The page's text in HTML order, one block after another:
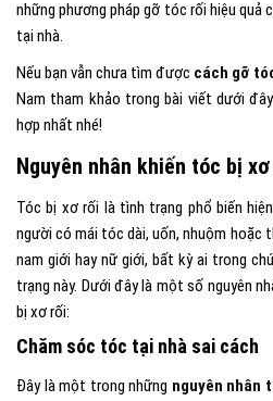
những phương pháp gỡ tóc rối hiệu quả
tại nhà.
Nếu bạn vẫn chưa tìm được cách gỡ
Nam tham khảo trong bài viết dưới
hợp nhất nhé!
Nguyên nhân khiến tóc bị
Tóc bị xơ rối là tình trạng phổ biến
người có mái tóc dài, uốn, nhuộm hoặc
nam giới hay nữ giới, bất kỳ ai trong
trạng này. Dưới đây là một số nguyên
bị xơ rối:
Chăm sóc tóc tại nhà sai cách
Đây là một trong những nguyên nhân